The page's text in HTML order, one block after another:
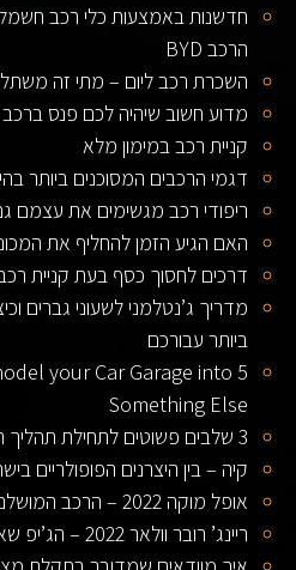
חדשנות באמצעות כלי רכב
הרכב BYD
השכרת רכב ליום – מתי זה
מדוע חשוב שיהיה לכם פנס ברכב
קניית רכב במימון מלא
דגמי הרכבים המסוכנים ביותר
ריפודי רכב מגשימים את עצמם
האם הגיע הזמן להחליף את
דרכים לחסוך כסף בעת קניית
מדריך ג’נטלמני לשעוני גברים
ביותר עבורכם
your Car Garage into
Something Else
3 שלבים פשוטים לתחילת תהליך הגשת בקשה למימון רכב
קיה – בין היצרנים הפופולריים
אופל מוקה 2022 – הרכב המושלם למשפחות?
ריינג’ רובר וולאר 2022 – הג’יפ שאנחנו אוהבים